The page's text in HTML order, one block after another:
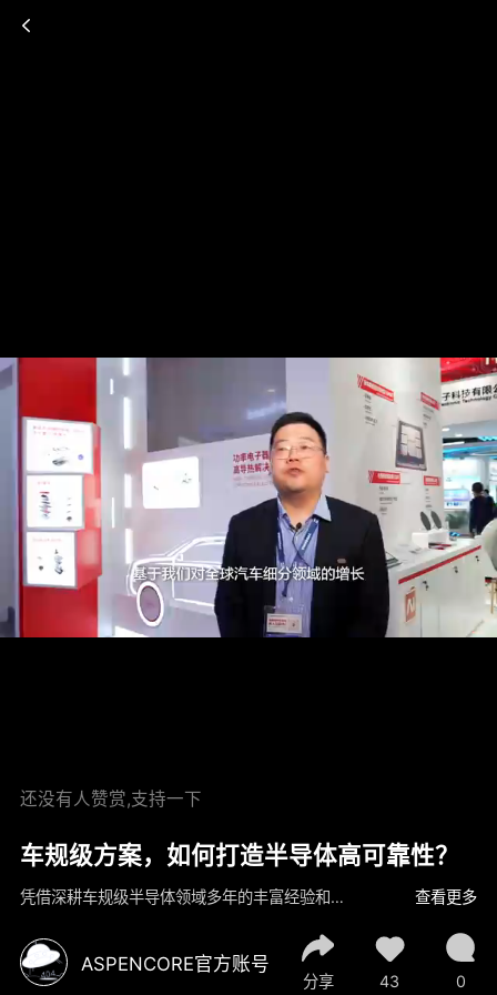
还没有人赞赏,支持一下
车规级方案，如何打造半导体高可靠性？
凭借深耕车规级半导体领域多年的丰富经验和深刻洞察，汉高推出了多款突破性解决方案，为多个关键汽车应用系统的高效率和可靠性提供了坚实护盾。其中，用于芯片粘接的LOCTITE®&nbsp;ABLESTIK&nbsp;ABP&nbsp;6395TC基于专利环氧化学技术，专为高可靠性、高导热或导电需求的封装场景设计，适配多种主流封装形式，可广泛应用于功率器件、汽车电子及工业控制等领域。 查看更多
ASPENCORE官方账号
分享 43 0